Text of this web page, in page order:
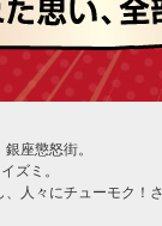
座懲怒街。
ズミ。
人々にチューモク！